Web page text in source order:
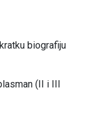
biografiju
(II i III